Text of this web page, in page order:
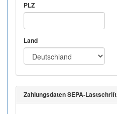
PLZ
Land
Zahlungsdaten SEPA-Lastschrift